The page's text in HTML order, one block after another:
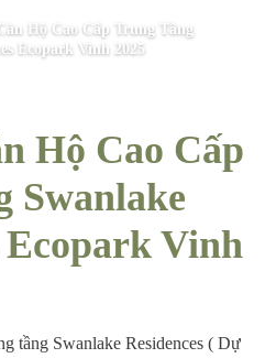
Hộ Cao Cấp Trung Tầng
Ecopark Vinh 2025
Hộ Cao Cấp
Swanlake
Ecopark Vinh
tầng Swanlake Residences ( Dự